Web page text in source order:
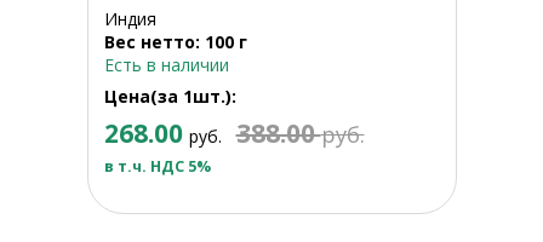
Индия
Вес нетто: 100 г
Есть в наличии
Цена(за 1шт.):
268.00 руб. 388.00руб.
в т.ч. НДС 5%